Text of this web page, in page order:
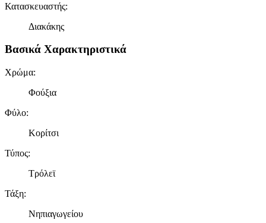
Κατασκευαστής:
Διακάκης
Βασικά Χαρακτηριστικά
Χρώμα:
Φούξια
Φύλο:
Κορίτσι
Τύπος:
Τρόλεϊ
Τάξη:
Νηπιαγωγείου